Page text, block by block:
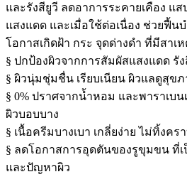
และรังสียูวี ลดอาการระคายเคือง แ
แสงแดด และเมื่อใช้ต่อเนื่อง ช่วยฟื้น
โอกาสเกิดฝ้า กระ จุดด่างดำ ที่มีสาเ
§ ปกป้องผิวจากการสัมผัสแสงแดด รัง
§ ผิวนุ่มชุ่มชื่น เรียบเนียน ผิวแลดูสุข
§ 0% ปราศจากน้ำหอม และพาราเบ
ผิวบอบบาง
§ เนื้อครีมบางเบา เกลี่ยง่าย ไม่ทิ้งคร
§ ลดโอกาสการอุดตันของรูขุมขน ที่เ
และปัญหาผิว